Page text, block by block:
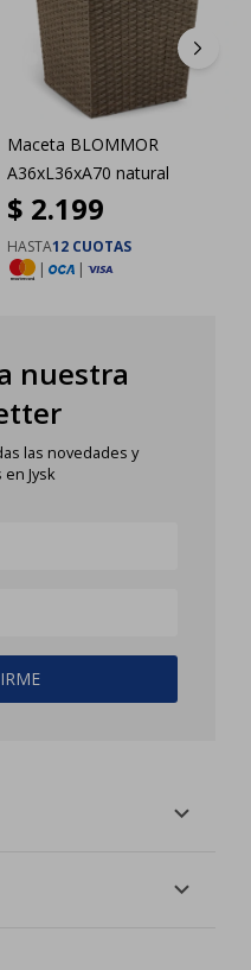
Maceta BLOMMOR
A36xL36xA70 natural
$ 2.199
HASTA12 CUOTAS
|
|
nuestra
las novedades y
Jysk